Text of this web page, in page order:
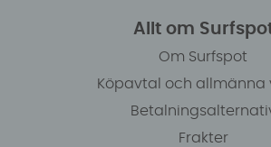
Allt om
Om Surfspot
Köpavtal och allmänna
Frakter